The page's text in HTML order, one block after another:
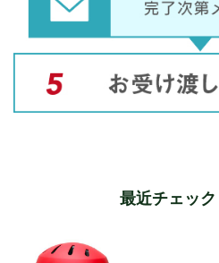
最近チェッ